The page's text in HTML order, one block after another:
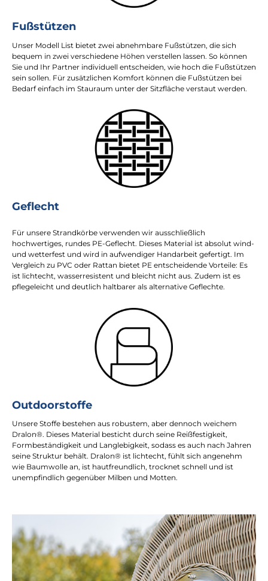
Fußstützen
Unser Modell List bietet zwei abnehmbare Fußstützen, die sich
bequem in zwei verschiedene Höhen verstellen lassen. So können
Sie und Ihr Partner individuell entscheiden, wie hoch die Fußstützen
sein sollen. Für zusätzlichen Komfort können die Fußstützen bei
Bedarf einfach im Stauraum unter der Sitzfläche verstaut werden.
Geflecht
Für unsere Strandkörbe verwenden wir ausschließlich
hochwertiges, rundes PE-Geflecht. Dieses Material ist absolut wind-
und wetterfest und wird in aufwendiger Handarbeit gefertigt. Im
Vergleich zu PVC oder Rattan bietet PE entscheidende Vorteile: Es
ist lichtecht, wasserresistent und bleicht nicht aus. Zudem ist es
pflegeleicht und deutlich haltbarer als alternative Geflechte.
Outdoorstoffe
Unsere Stoffe bestehen aus robustem, aber dennoch weichem
Dralon®. Dieses Material besticht durch seine Reißfestigkeit,
Formbeständigkeit und Langlebigkeit, sodass es auch nach Jahren
seine Struktur behält. Dralon® ist lichtecht, fühlt sich angenehm
wie Baumwolle an, ist hautfreundlich, trocknet schnell und ist
unempfindlich gegenüber Milben und Motten.